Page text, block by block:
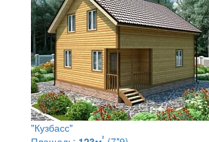
"Кузбасс"
²